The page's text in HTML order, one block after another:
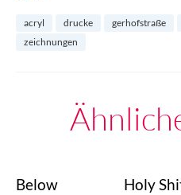
acryl drucke gerhofstraße
zeichnungen
Below
Holy